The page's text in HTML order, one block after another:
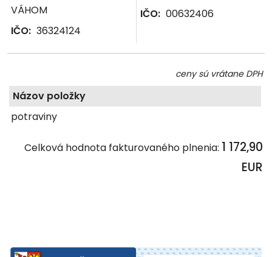
VÁHOM
IČO: 36324124
IČO: 00632406
ceny sú vrátane DPH
Názov položky
potraviny
Celková hodnota fakturovaného plnenia: 1 172,90
EUR